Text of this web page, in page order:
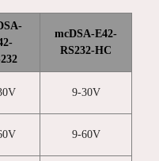
mcDSA-E42-
RS232-HC
9-30V
9-60V